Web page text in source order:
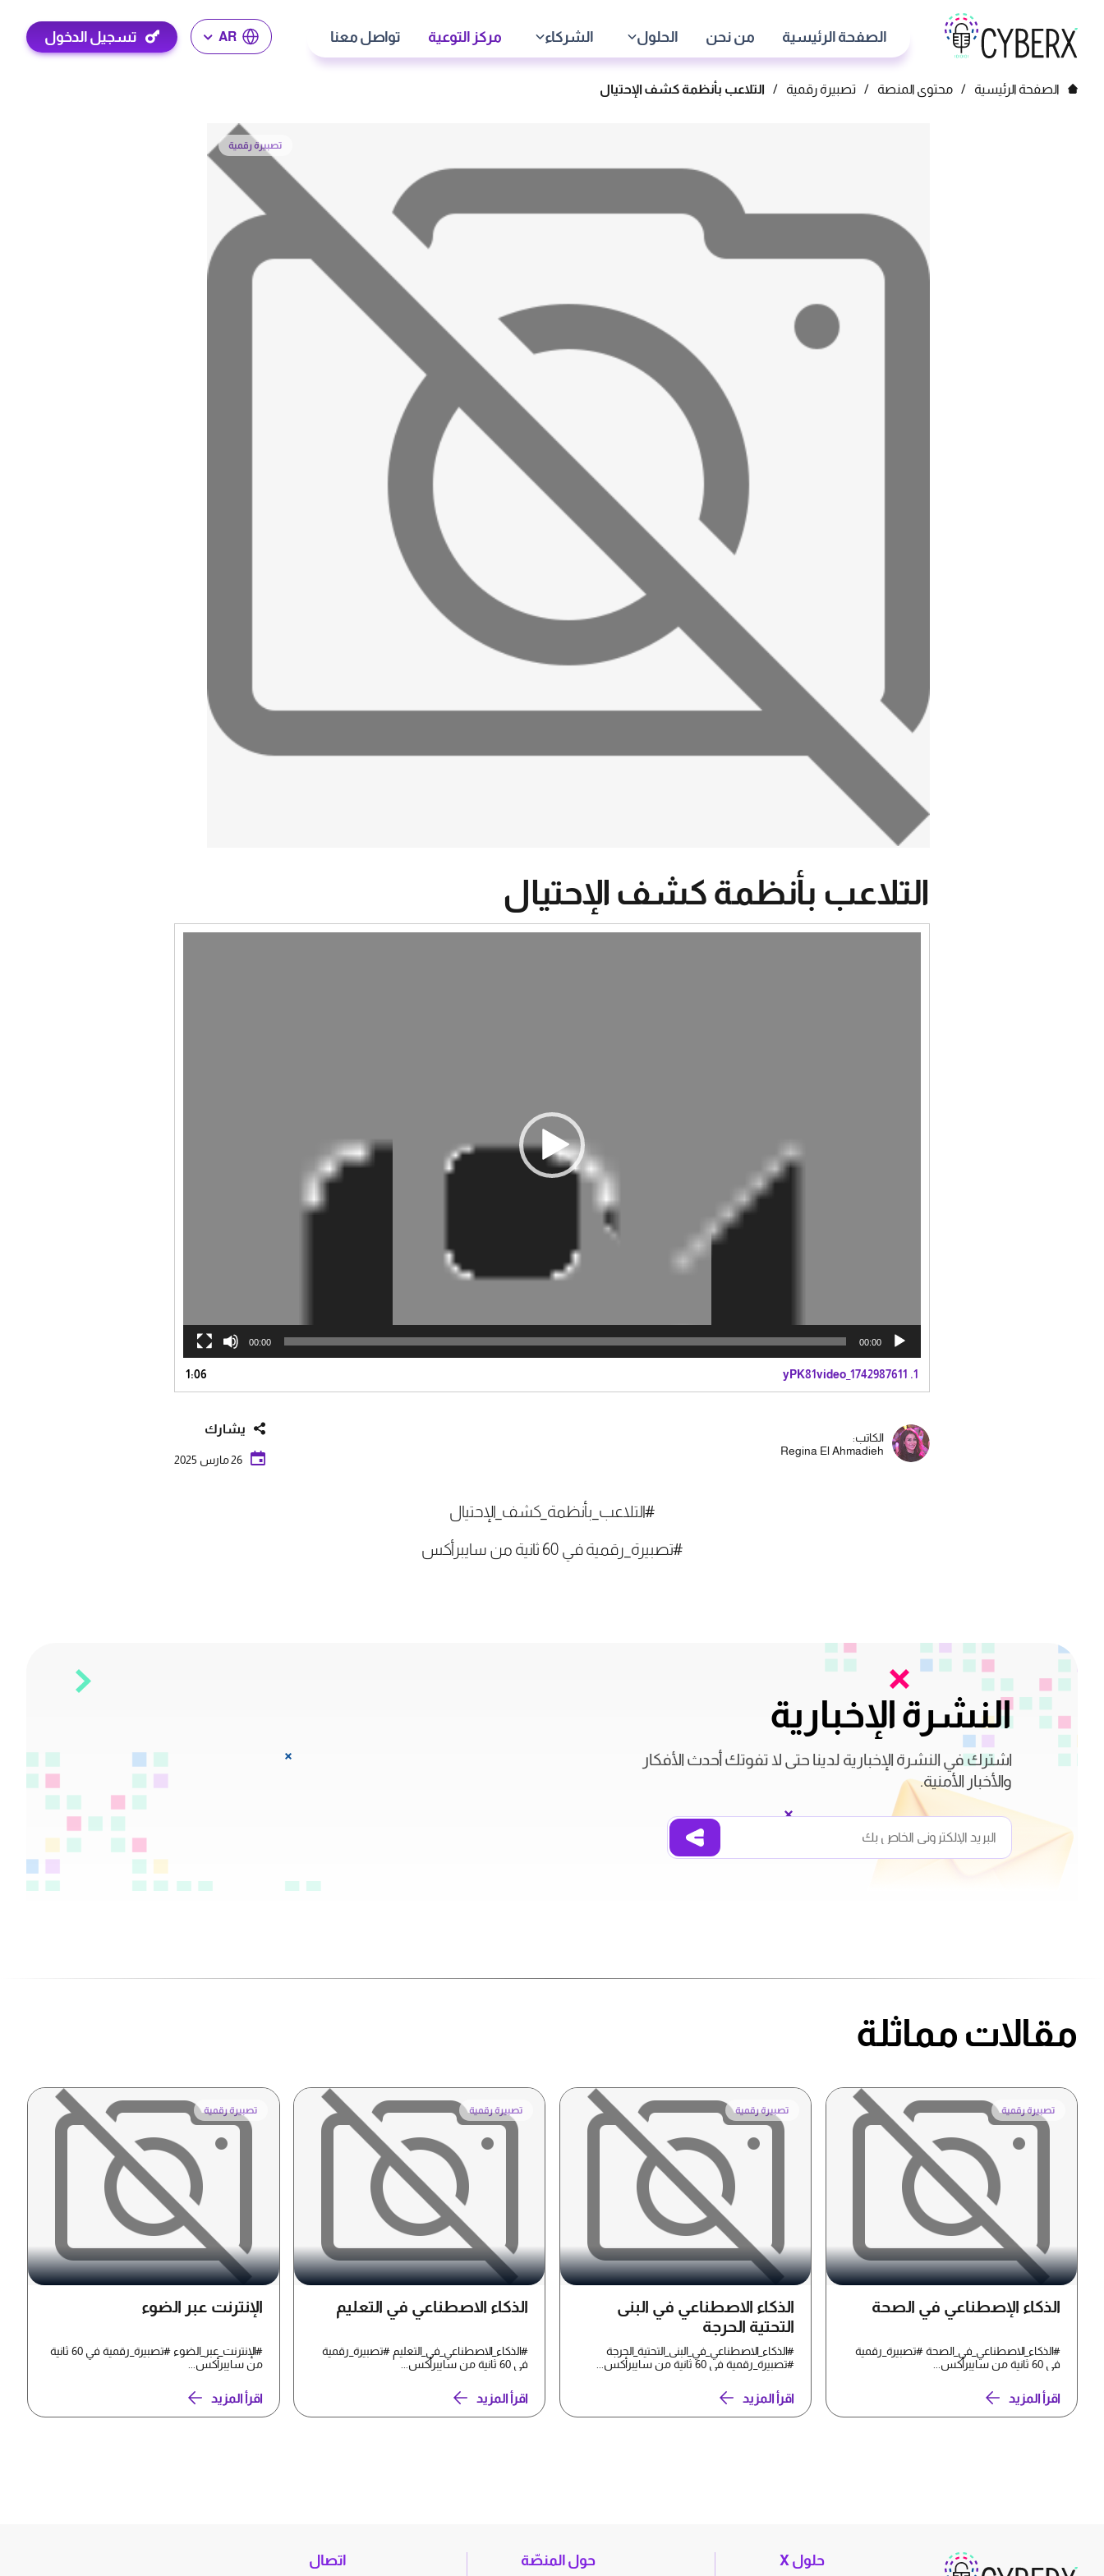
الصفحة الرئيسية من نحن الحلول الشركاء مركز التوعية تواصل معنا AR تسجيل الدخول
الصفحة الرئيسية / محتوى المنصة / تصبيرة رقمية / التلاعب بأنظمة كشف الإحتيال
تصبيرة رقمية
التلاعب بأنظمة كشف الإحتيال
00:00
00:00
1.
yPK81video_1742987611
1:06
الكاتب:
Regina El Ahmadieh
يشارك
26 مارس 2025
#التلاعب_بأنظمة_كشف_الإحتيال
#تصبيرة_رقمية في 60 ثانية من سايبرأكس
النشرة الإخبارية
اشترك في النشرة الإخبارية لدينا حتى لا تفوتك أحدث الأفكار
والأخبار الأمنية.
مقالات مماثلة
تصبيرة رقمية
الذكاء الإصطناعي في الصحة
#الذكاء_الاصطناعي_في_الصحة #تصبيرة_رقمية
في 60 ثانية من سايبرأكس...
اقرأ المزيد
تصبيرة رقمية
الذكاء الاصطناعي في البنى
التحتية الحرجة
#الذكاء_الاصطناعي_في_البنى_التحتية_الحرجة
#تصبيرة_رقمية في 60 ثانية من سايبرأكس...
اقرأ المزيد
تصبيرة رقمية
الذكاء الاصطناعي في التعليم
#الذكاء_الاصطناعي_في_التعليم #تصبيرة_رقمية
في 60 ثانية من سايبرأكس...
اقرأ المزيد
تصبيرة رقمية
الإنترنت عبر الضوء
#الإنترنت_عبر_الضوء #تصبيرة_رقمية في 60 ثانية
من سايبرأكس...
اقرأ المزيد
حلول X حول المنصّة اتصال